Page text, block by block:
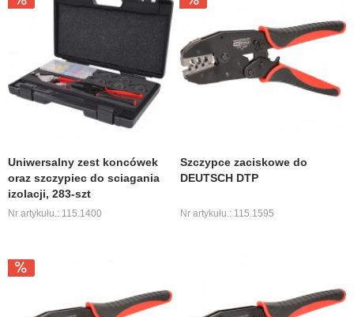
Uniwersalny zest koncówek
oraz szczypiec do sciagania
izolacji, 283-szt
Nr artykułu.: 115.1400
Szczypce zaciskowe do
DEUTSCH DTP
Nr artykułu.: 115.1595